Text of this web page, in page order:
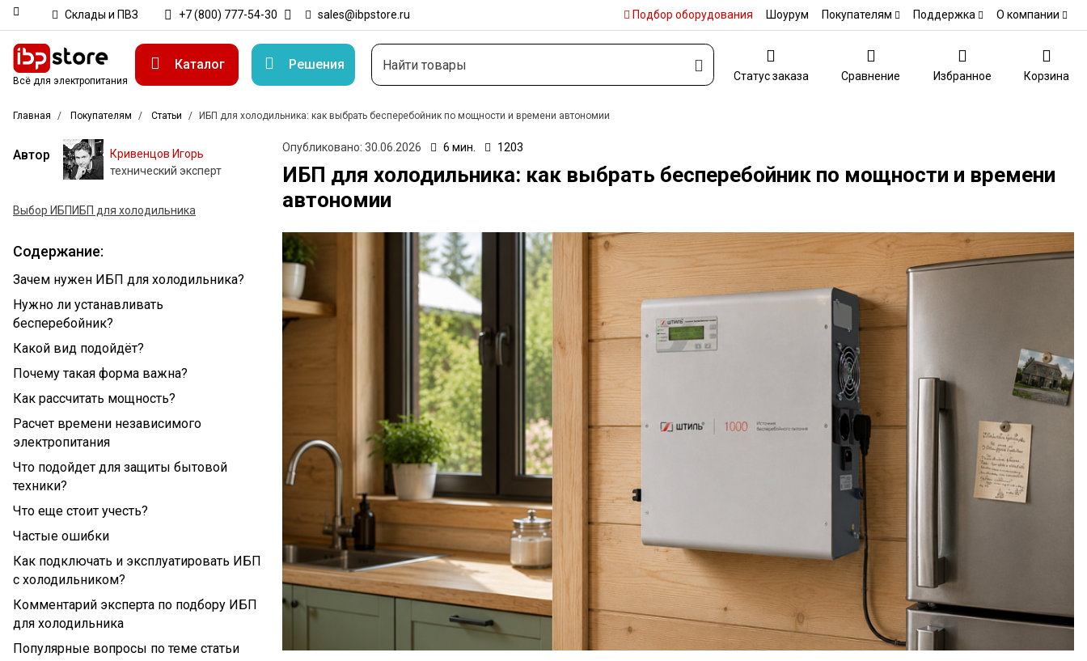
Склады и ПВЗ +7 (800) 777-54-30 sales@ibpstore.ru Подбор оборудования Шоурум Покупателям Поддержка О компании
Всё для электропитания
Каталог Решения
Статус заказа Сравнение Избранное Корзина
Главная Покупателям Статьи ИБП для холодильника: как выбрать бесперебойник по мощности и времени автономии
Автор
Кривенцов Игорь
технический эксперт
Выбор ИБП ИБП для холодильника
Содержание:
Зачем нужен ИБП для холодильника?
Нужно ли устанавливать
бесперебойник?
Какой вид подойдёт?
Почему такая форма важна?
Как рассчитать мощность?
Расчет времени независимого
электропитания
Что подойдет для защиты бытовой
техники?
Что еще стоит учесть?
Частые ошибки
Как подключать и эксплуатировать ИБП
с холодильником?
Комментарий эксперта по подбору ИБП
для холодильника
Популярные вопросы по теме статьи
Опубликовано: 30.06.2026 6 мин. 1203
ИБП для холодильника: как выбрать бесперебойник по мощности и времени
автономии